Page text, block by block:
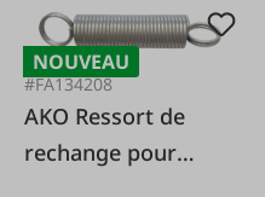
NOUVEAU
#FA134208
AKO Ressort de
rechange pour